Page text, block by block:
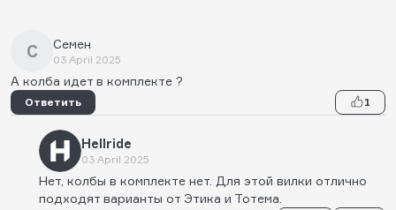
С Семен
03 April 2025
А колба идет в комплекте ?
Ответить 1
Hellride
03 April 2025
Нет, колбы в комплекте нет. Для этой вилки отлично
подходят варианты от Этика и Тотема.